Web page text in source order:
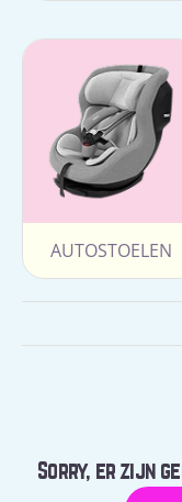
AUTOSTOELEN
Sorry, er zijn